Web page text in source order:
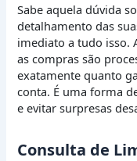
Sabe aquela dúvida
detalhamento das
imediato a tudo isso.
as compras são
exatamente quanto
conta. É uma forma
e evitar surpresas
Consulta de